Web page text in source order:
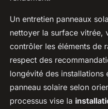
Un entretien panneaux
nettoyer la surface vitrée,
contrôler les éléments de
respect des
longévité des installations
panneau solaire selon
processus vise la